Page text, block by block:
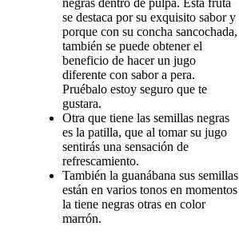
se destaca por su exquisito sabor y
porque con su concha sancochada,
también se puede obtener el
beneficio de hacer un jugo
diferente con sabor a pera.
Pruébalo estoy seguro que te
gustara.
Otra que tiene las semillas negras
es la patilla, que al tomar su jugo
sentirás una sensación de
refrescamiento.
También la guanábana sus semillas
están en varios tonos en momentos
la tiene negras otras en color
marrón.